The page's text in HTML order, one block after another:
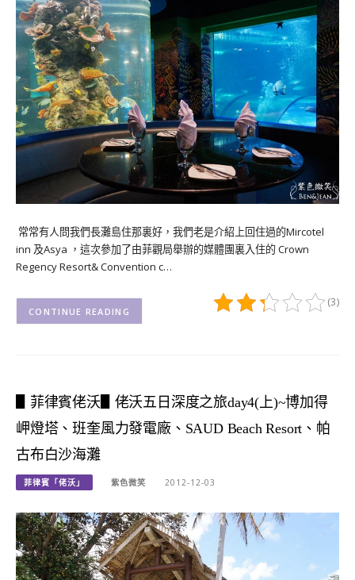
常常有人問我們長灘島住那裏好，我們老是介紹上回住過的Mircotel
inn 及Asya ，這次參加了由菲觀局舉辦的媒體團裏入住的 Crown
Regency Resort& Convention c…
(3)
CONTINUE READING
▋菲律賓佬沃▋佬沃五日深度之旅day4(上)~博加得
岬燈塔、班奎風力發電廠、SAUD Beach Resort、帕
古布白沙海灘
菲律賓「佬沃」 紫色微笑 2012-12-03